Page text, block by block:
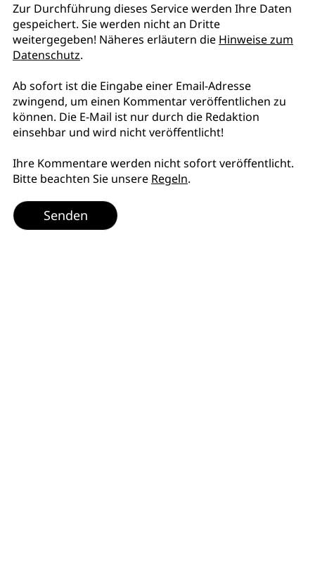
Zur Durchführung dieses Service werden Ihre Daten
gespeichert. Sie werden nicht an Dritte
weitergegeben! Näheres erläutern die Hinweise zum
Datenschutz.
Ab sofort ist die Eingabe einer Email-Adresse
zwingend, um einen Kommentar veröffentlichen zu
können. Die E-Mail ist nur durch die Redaktion
einsehbar und wird nicht veröffentlicht!
Ihre Kommentare werden nicht sofort veröffentlicht.
Bitte beachten Sie unsere Regeln.
Senden